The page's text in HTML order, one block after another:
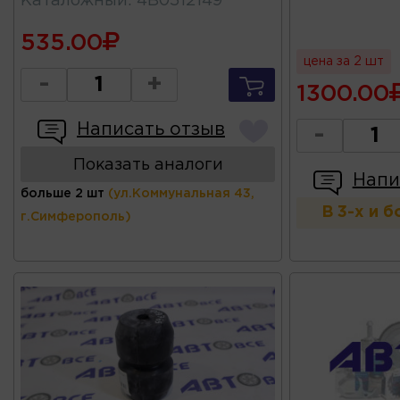
535.00
- +
Написать отзыв
Показать аналоги
больше 2 шт (ул.Коммунальная 43,
г.Симферополь)
цена за 2 шт
1300.00
-
В 3-х и